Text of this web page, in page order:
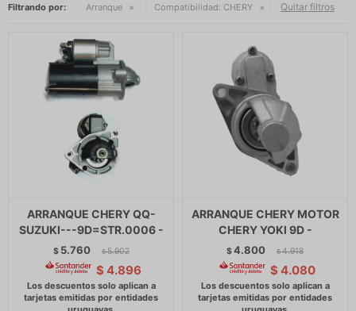
Filtrando por: Arranque Compatibilidad: CHERY Quitar filtros
ARRANQUE CHERY QQ-
SUZUKI---9D=STR.0006 -
$ 5.760 $ 5.902
$ 4.896
ARRANQUE CHERY MOTOR
CHERY YOKI 9D -
$4.800 $ 4.918
$ 4.080